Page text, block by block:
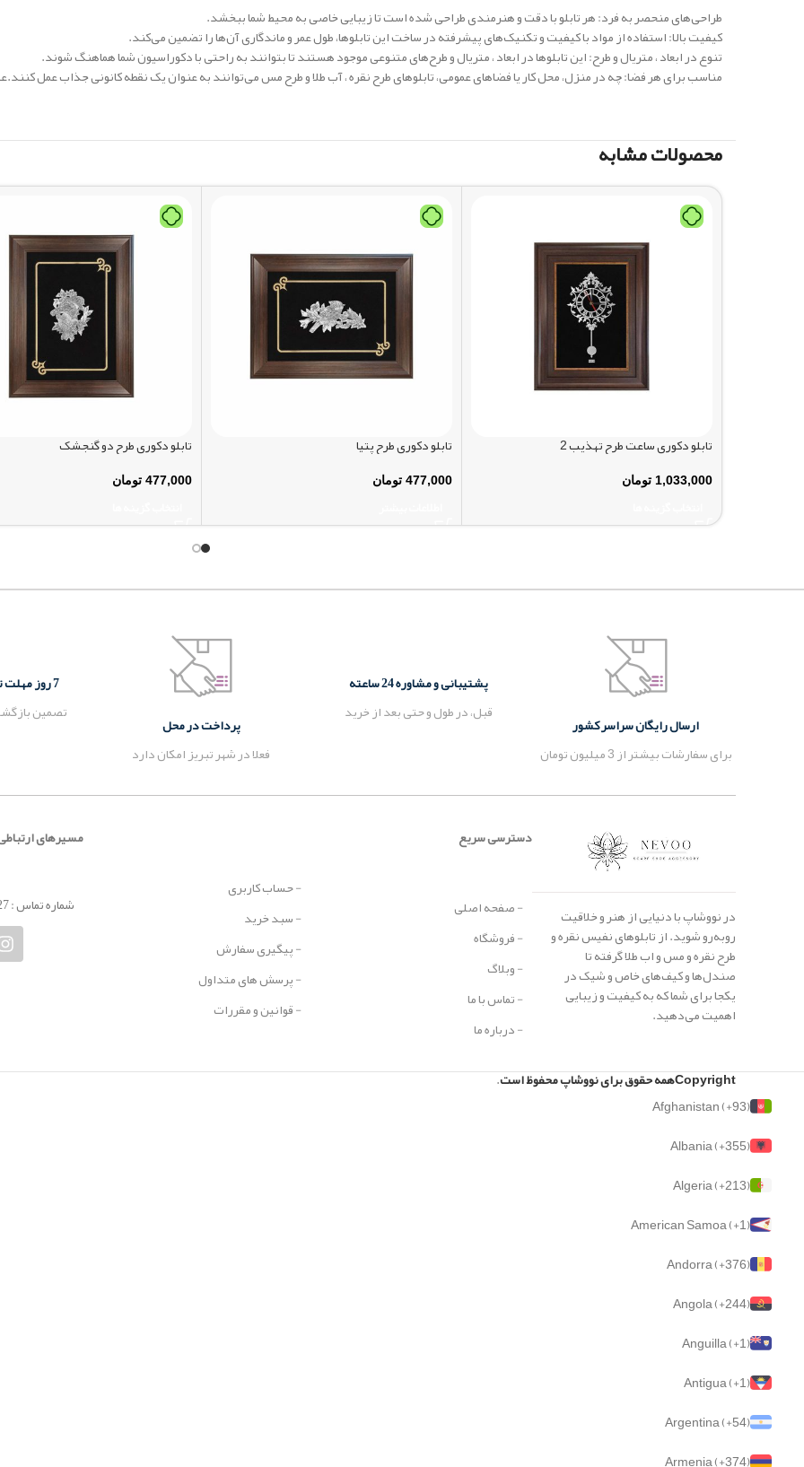
طراحی‌های منحصر به فرد: هر تابلو با دقت و هنرمندی طراحی شده است تا زیبایی خاصی به محیط شما ببخشد.
کیفیت بالا: استفاده از مواد با کیفیت و تکنیک‌های پیشرفته در ساخت این تابلوها، طول عمر و ماندگاری آن‌ها را تضمین می‌کند.
تنوع در ابعاد ، متریال و طرح: این تابلوها در ابعاد ، متریال و طرح‌های متنوعی موجود هستند تا بتوانند به راحتی با دکوراسیون شما هماهنگ شوند.
مناسب برای هر فضا: چه در منزل، محل کار یا فضاهای عمومی، تابلوهای طرح نقره ، آب طلا و طرح مس می‌توانند به عنوان یک نقطه کانونی جذاب عمل
محصولات مشابه
تابلو دکوری ساعت طرح تهذیب 2
1,033,000 تومان
تابلو دکوری طرح پتیا
477,000 تومان
تابلو دکوری طرح دو گنجشک
477,000 تومان
ارسال رایگان سراسر کشور
برای سفارشات بیشتر از 3 میلیون تومان
پشتیبانی و مشاوره 24 ساعته
پرداخت در محل
فعلا در شهر تبریز امکان دارد
در نووشاپ با دنیایی از هنر و خلاقیت
روبه‌رو شوید. از تابلوهای نفیس نقره و
طرح نقره و مس و اب طلا گرفته تا
صندل‌ها و کیف‌های خاص و شیک در
یکجا برای شما که به کیفیت و زیبایی
اهمیت می‌دهید.
دسترسی سریع
- صفحه اصلی
- فروشگاه
- وبلاگ
- تماس با ما
- درباره ما
- حساب کاربری
- سبد خرید
- پیگیری سفارش
- پرسش های متداول
- قوانین و مقررات
مسیرهای
شماره تماس : 09337748827
Copyrightهمه حقوق برای نووشاپ محفوظ است.
Afghanistan (+93)
Albania (+355)
Algeria (+213)
American Samoa (+1)
Andorra (+376)
Angola (+244)
Anguilla (+1)
Antigua (+1)
Argentina (+54)